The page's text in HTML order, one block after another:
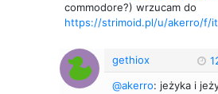
commodore?) wrzucam do
https://strimoid.pl/u/akerro/f/it
gethiox
@akerro: jeżyka i